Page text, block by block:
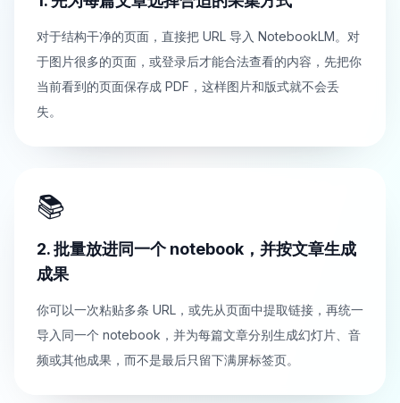
对于结构干净的页面，直接把 URL 导入 NotebookLM。对
于图片很多的页面，或登录后才能合法查看的内容，先把你
当前看到的页面保存成 PDF，这样图片和版式就不会丢
失。
📚
2. 批量放进同一个 notebook，并按文章生成
成果
你可以一次粘贴多条 URL，或先从页面中提取链接，再统一
导入同一个 notebook，并为每篇文章分别生成幻灯片、音
频或其他成果，而不是最后只留下满屏标签页。